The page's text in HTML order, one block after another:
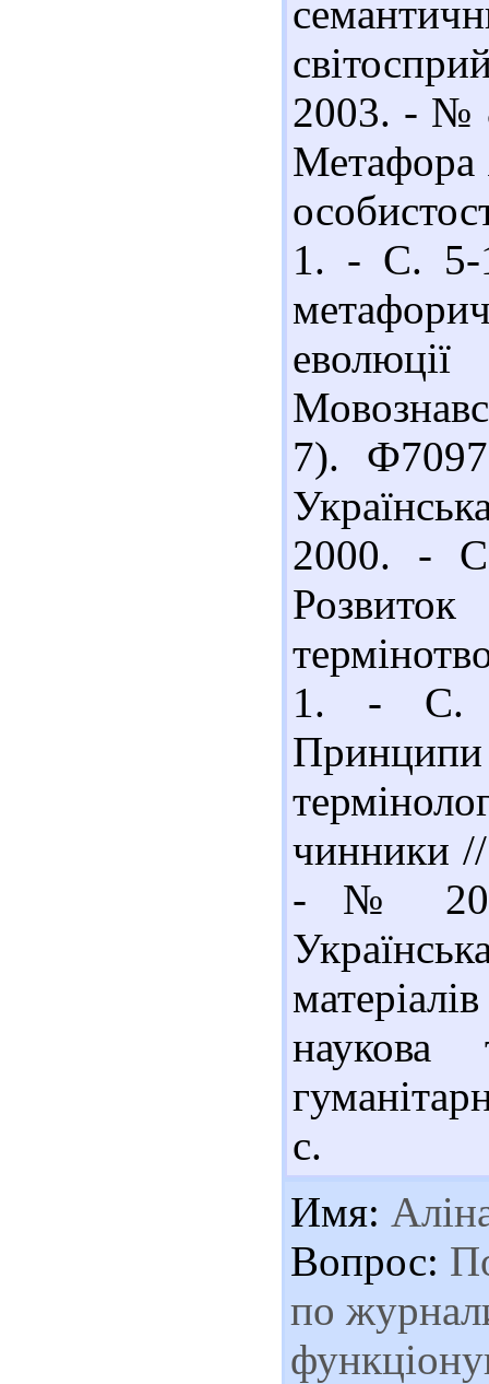
2003. - №
Метафора
1. - С. 5-
7).
2000. -
1. - С.
чинники
- № 20;
наукова
с.
Имя:
Вопрос:
по